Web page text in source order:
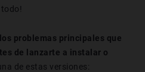
problemas principales que
de lanzarte a instalar o
de estas versiones: